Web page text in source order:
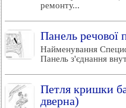
ремонту...
Панель речової
Найменування
Панель з'єднання
Петля кришки
дверна)